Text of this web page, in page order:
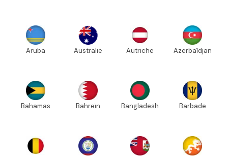
Aruba Australie Autriche Azerbaïdjan
Bahamas Bahreïn Bangladesh Barbade